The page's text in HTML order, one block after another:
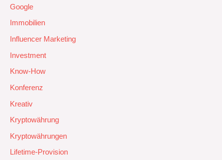
Google
Immobilien
Influencer Marketing
Investment
Know-How
Konferenz
Kreativ
Kryptowährung
Kryptowährungen
Lifetime-Provision